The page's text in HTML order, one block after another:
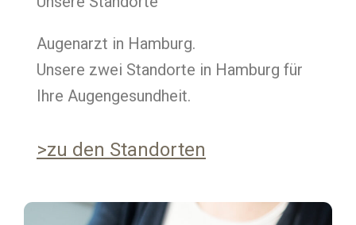
Augenarzt in Hamburg.
Unsere zwei Standorte in Hamburg für
Ihre Augengesundheit.
>zu den Standorten